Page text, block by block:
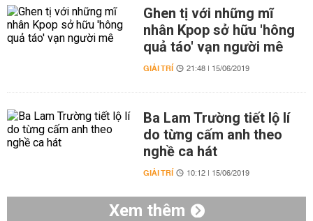
Ghen tị với những mĩ
nhân Kpop sở hữu 'hông
quả táo' vạn người mê
GIẢI TRÍ 21:48 | 15/06/2019
Ba Lam Trường tiết lộ lí
do từng cấm anh theo
nghề ca hát
GIẢI TRÍ 10:12 | 15/06/2019
Xem thêm